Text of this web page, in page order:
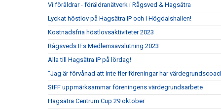
Vi föräldrar - föräldranätverk i Rågsved & Hagsätra
Lyckat höstlov på Hagsätra IP och i Högdalshallen!
Kostnadsfria höstlovsaktiviteter 2023
Rågsveds IFs Medlemsavslutning 2023
Alla till Hagsätra IP på lördag!
”Jag är förvånad att inte fler föreningar har
StFF uppmärksammar föreningens värdegrundsarbete
Hagsätra Centrum Cup 29 oktober